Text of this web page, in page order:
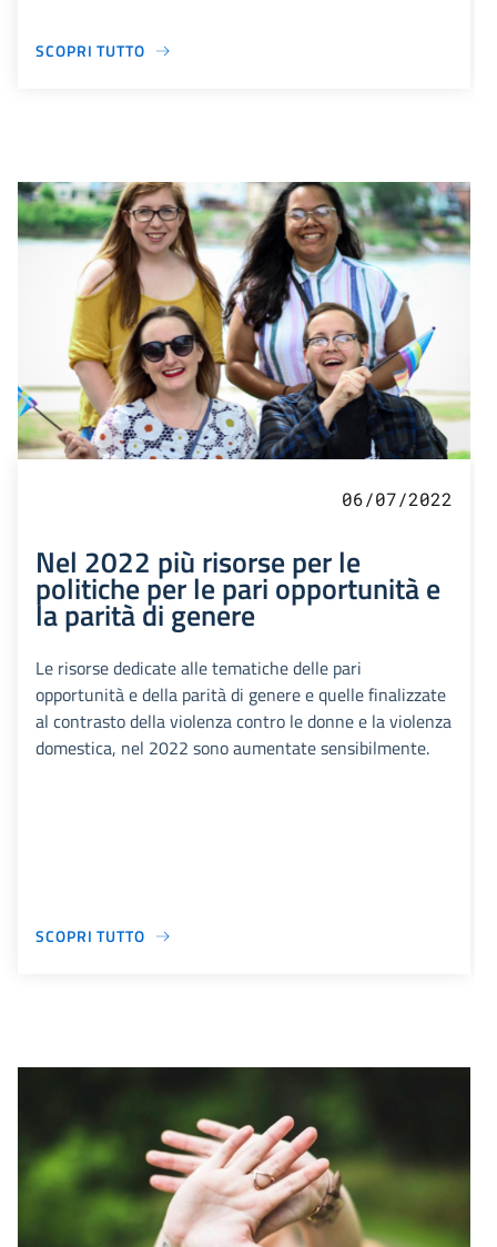
SCOPRI TUTTO
06/07/2022
Nel 2022 più risorse per le
politiche per le pari opportunità e
la parità di genere
Le risorse dedicate alle tematiche delle pari
opportunità e della parità di genere e quelle finalizzate
al contrasto della violenza contro le donne e la violenza
domestica, nel 2022 sono aumentate sensibilmente.
SCOPRI TUTTO